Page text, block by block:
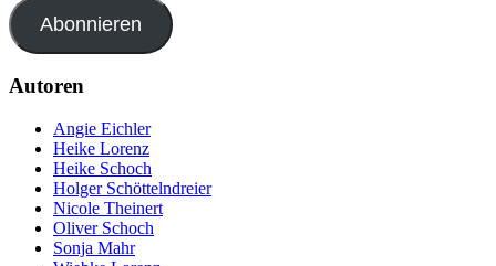
Abonnieren
Autoren
Angie Eichler
Heike Lorenz
Heike Schoch
Holger Schöttelndreier
Nicole Theinert
Oliver Schoch
Sonja Mahr